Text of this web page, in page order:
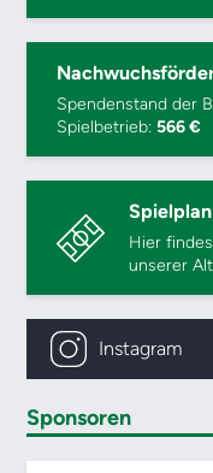
Spendenstand der
Spielbetrieb:566 €
Hier
unserer
Instagram
Sponsoren